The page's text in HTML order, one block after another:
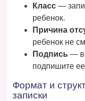
Класс —
ребенок.
Причина
ребенок не
Подпись — в
подпишите
Формат и
записки